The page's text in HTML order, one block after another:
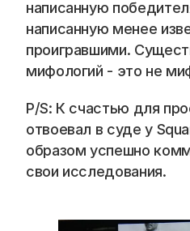
написанную
написанную менее
проигравшими.
мифологий - это не
P/S: К счастью для
отвоевал в суде у
образом успешно
свои исследования.